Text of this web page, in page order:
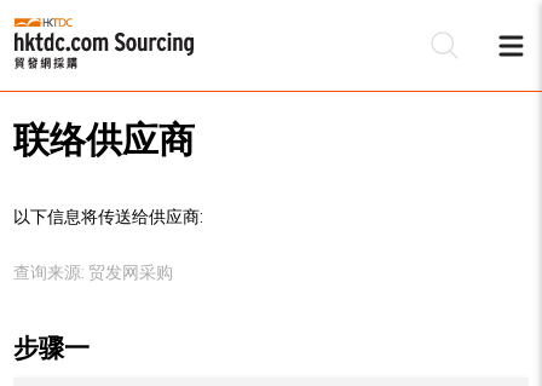
联络供应商
以下信息将传送给供应商:
查询来源: 贸发网采购
步骤一